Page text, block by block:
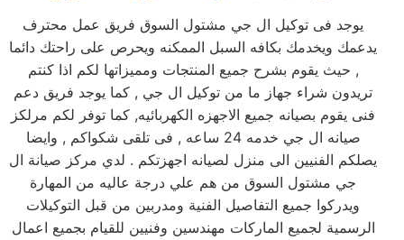
يوجد فى توكيل ال جي مشتول السوق فريق عمل محترف
يدعمك ويخدمك بكافه السبل الممكنه ويحرص على راحتك دائما
, حيث يقوم بشرح جميع المنتجات ومميزاتها لكم اذا كنتم
تريدون شراء جهاز ما من توكيل ال جي , كما يوجد فريق دعم
فنى يقوم بصيانه جميع الاجهزه الكهربائيه, كما توفر لكم مرلكز
صيانه ال جي خدمه 24 ساعه , فى تلقى شكواكم , وايضا
يصلكم الفنيين الى منزل لصيانه اجهزتكم . لدي مركز صيانة ال
جي مشتول السوق من هم علي درجة عاليه من المهارة
ويدركوا جميع التفاصيل الفنية ومدربين من قبل التوكيلات
الرسمية لجميع الماركات مهندسين وفنيين للقيام بجميع اعمال